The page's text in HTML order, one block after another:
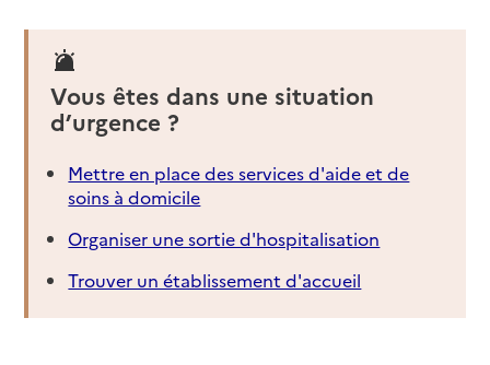
Vous êtes dans une situation
d’urgence ?
Mettre en place des services d'aide et de
soins à domicile
Organiser une sortie d'hospitalisation
Trouver un établissement d'accueil